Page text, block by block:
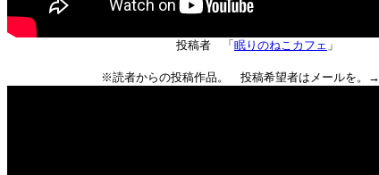
投稿者 「 眠りのねこカフェ 」
※読者からの投稿作品。 投稿希望者はメールを。→